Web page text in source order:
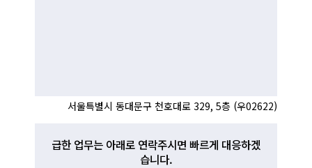
서울특별시 동대문구 천호대로 329, 5층 (우02622)
급한 업무는 아래로 연락주시면 빠르게 대응하겠
습니다.